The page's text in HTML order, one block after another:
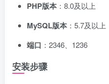
PHP版本：8.0及以上
MySQL版本：5.7及以上
端口 ：2346、1236
安装步骤